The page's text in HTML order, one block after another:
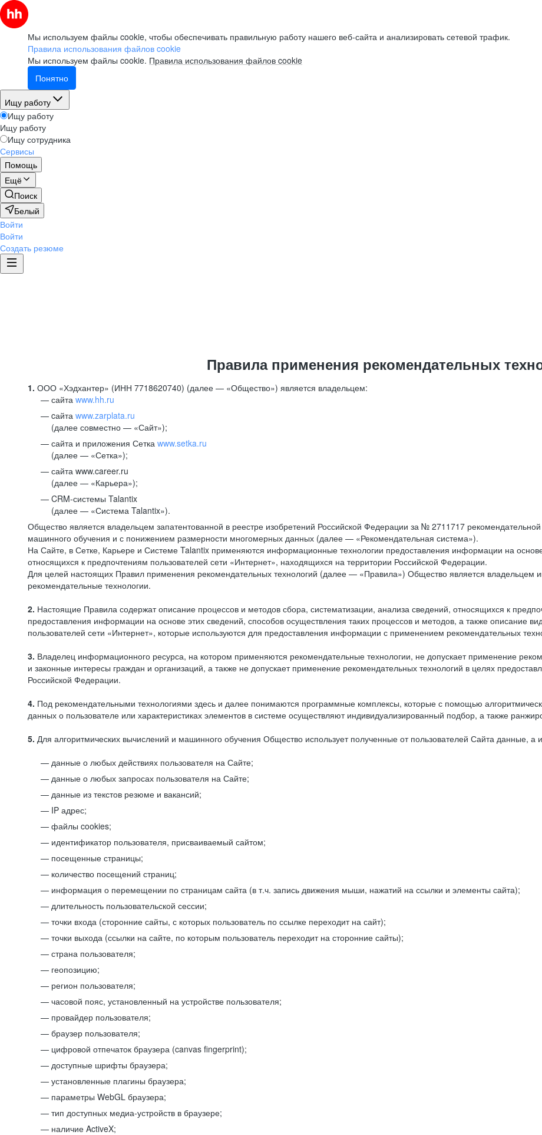
Мы используем файлы cookie, чтобы обеспечивать правильную работу нашего веб-сайта и анализировать сетевой трафик.
Правила использования файлов cookie
Мы используем файлы cookie. Правила использования файлов cookie
Понятно
Ищу работу
Ищу работу
Ищу работу
Ищу сотрудника
Сервисы
Помощь
Ещё
Поиск
Белый
Войти
Войти
Создать резюме
Правила применения рекомендательных
1. ООО «Хэдхантер» (ИНН 7718620740) (далее — «Общество») является владельцем:
сайта www.hh.ru
cайта www.zarplata.ru
(далее совместно — «Сайт»);
сайта и приложения Сетка www.setka.ru
(далее — «Сетка»);
сайта www.career.ru
(далее — «Карьера»);
CRM-системы Talantix
(далее — «Система Talantix»).
Общество является владельцем запатентованной в реестре изобретений Российской Федерации за № 2711717
машинного обучения и с понижением размерности многомерных данных (далее — «Рекомендательная система»).
На Сайте, в Сетке, Карьере и Системе Talantix применяются информационные технологии предоставления информации на
относящихся к предпочтениям пользователей сети «Интернет», находящихся на территории Российской Федерации.
Для целей настоящих Правил применения рекомендательных технологий (далее — «Правила») Общество является владельцем
рекомендательные технологии.
2. Настоящие Правила содержат описание процессов и методов сбора, систематизации, анализа сведений, относящихся к
предоставления информации на основе этих сведений, способов осуществления таких процессов и методов, а также описание
пользователей сети «Интернет», которые используются для предоставления информации с применением рекомендательных
3. Владелец информационного ресурса, на котором применяются рекомендательные технологии, не допускает применение
и законные интересы граждан и организаций, а также не допускает применение рекомендательных технологий в целях
Российской Федерации.
4. Под рекомендательными технологиями здесь и далее понимаются программные комплексы, которые с помощью
данных о пользователе или характеристиках элементов в системе осуществляют индивидуализированный подбор, а также
5. Для алгоритмических вычислений и машинного обучения Общество использует полученные от пользователей Сайта данные, а
данные о любых действиях пользователя на Сайте;
данные о любых запросах пользователя на Сайте;
данные из текстов резюме и вакансий;
IP адрес;
файлы cookies;
идентификатор пользователя, присваиваемый сайтом;
посещенные страницы;
количество посещений страниц;
информация о перемещении по страницам сайта (в т.ч. запись движения мыши, нажатий на ссылки и элементы сайта);
длительность пользовательской сессии;
точки входа (сторонние сайты, с которых пользователь по ссылке переходит на сайт);
точки выхода (ссылки на сайте, по которым пользователь переходит на сторонние сайты);
страна пользователя;
геопозицию;
регион пользователя;
часовой пояс, установленный на устройстве пользователя;
провайдер пользователя;
браузер пользователя;
цифровой отпечаток браузера (canvas fingerprint);
доступные шрифты браузера;
установленные плагины браузера;
параметры WebGL браузера;
тип доступных медиа-устройств в браузере;
наличие ActiveX;